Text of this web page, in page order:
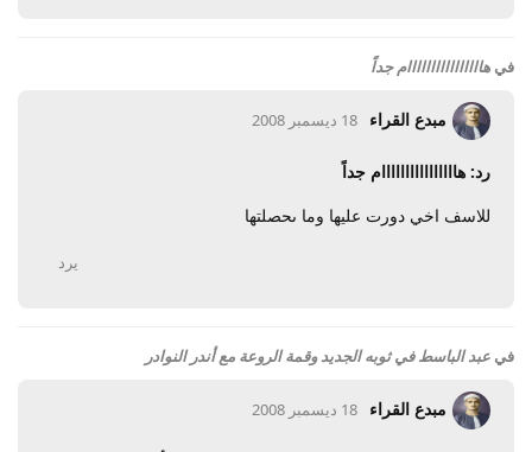
في هاااااااااااااااام جداً
مبدع القراء 18 ديسمبر 2008
رد: هاااااااااااااااام جداً
للاسف اخي دورت عليها وما ىحصلتها
يرد
في عبد الباسط في ثوبه الجديد وقمة الروعة مع أندر النوادر
مبدع القراء 18 ديسمبر 2008